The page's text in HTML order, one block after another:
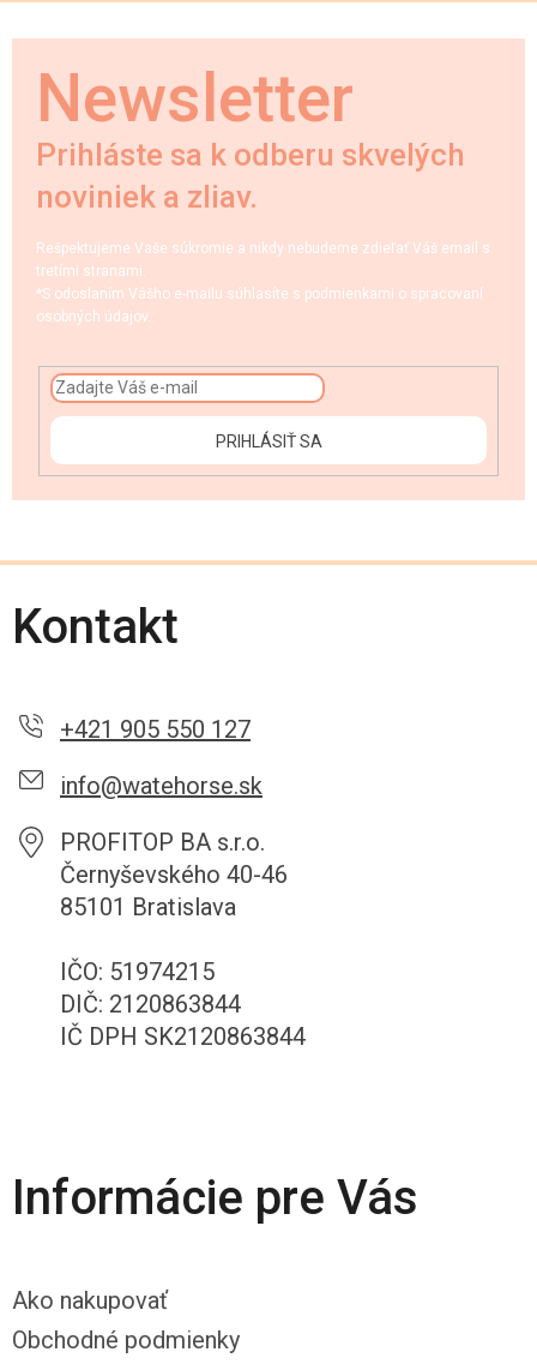
Newsletter
Prihláste sa k odberu skvelých
noviniek a zliav.
Rešpektujeme Vaše súkromie a nikdy nebudeme zdieľať Váš email s
tretími stranami.
*S odoslaním Vášho e-mailu súhlasíte s podmienkami o spracovaní
osobných údajov.
PRIHLÁSIŤ SA
Kontakt
+421 905 550 127
info@watehorse.sk
PROFITOP BA s.r.o.
Černyševského 40-46
85101 Bratislava
IČO: 51974215
DIČ: 2120863844
IČ DPH SK2120863844
Informácie pre Vás
Ako nakupovať
Obchodné podmienky